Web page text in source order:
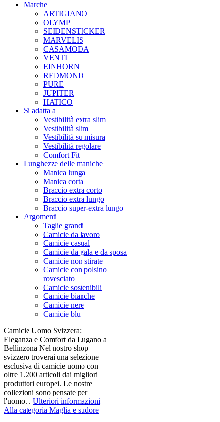
Marche
ARTIGIANO
OLYMP
SEIDENSTICKER
MARVELIS
CASAMODA
VENTI
EINHORN
REDMOND
PURE
JUPITER
HATICO
Si adatta a
Vestibilità extra slim
Vestibilità slim
Vestibilità su misura
Vestibilità regolare
Comfort Fit
Lunghezze delle maniche
Manica lunga
Manica corta
Braccio extra corto
Braccio extra lungo
Braccio super-extra lungo
Argomenti
Taglie grandi
Camicie da lavoro
Camicie casual
Camicie da gala e da sposa
Camicie non stirate
Camicie con polsino
rovesciato
Camicie sostenibili
Camicie bianche
Camicie nere
Camicie blu
Camicie Uomo Svizzera:
Eleganza e Comfort da Lugano a
Bellinzona Nel nostro shop
svizzero troverai una selezione
esclusiva di camicie uomo con
oltre 1.200 articoli dai migliori
produttori europei. Le nostre
collezioni sono pensate per
l'uomo... Ulteriori informazioni
Alla categoria Maglia e sudore